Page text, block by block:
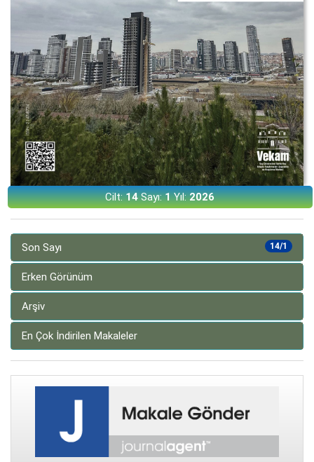
Cilt:14Sayı:1Yıl:2026
14/1
Son Sayı
Erken Görünüm
Arşiv
En Çok İndirilen Makaleler